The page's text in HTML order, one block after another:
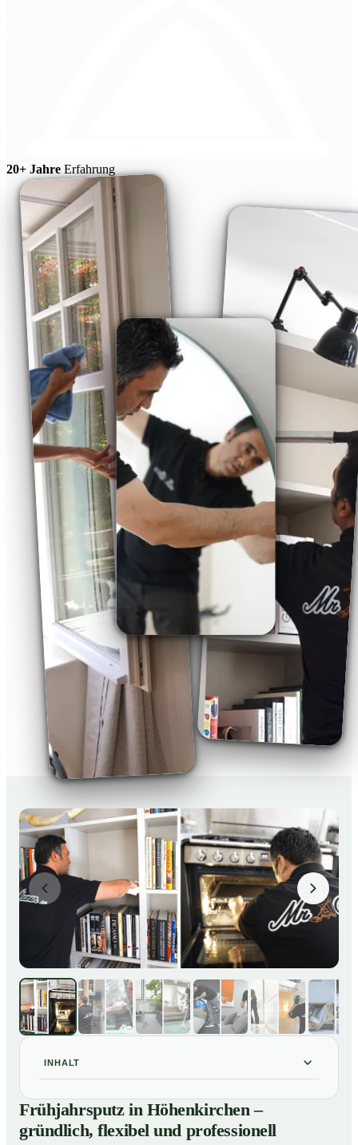
20+ Jahre Erfahrung
INHALT
01 Frühjahrsputz in Höhenkirchen – gründlich, flexibel und
professionell
Frühjahrsputz in Höhenkirchen –
gründlich, flexibel und professionell